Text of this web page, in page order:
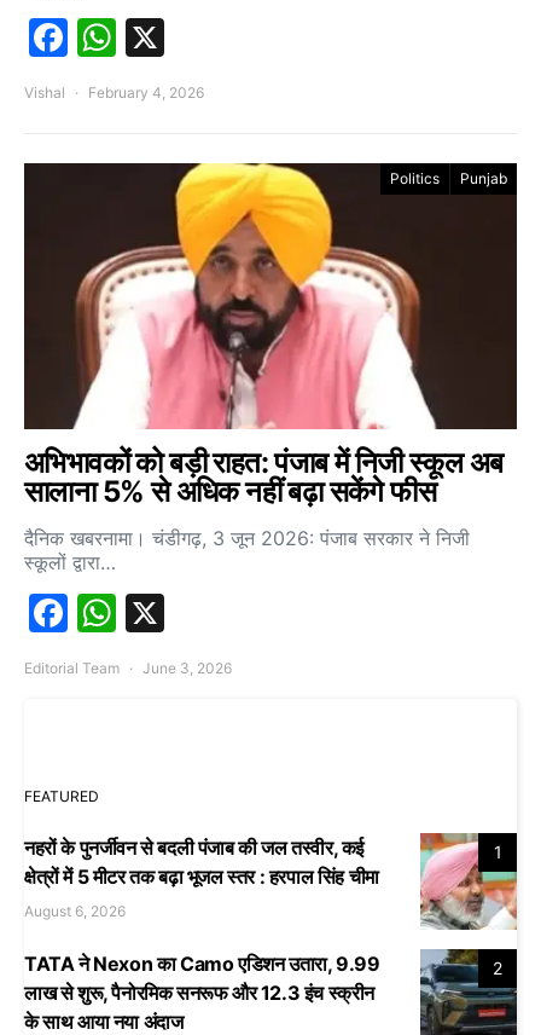
Facebook
WhatsApp
Vishal February 4, 2026
Politics Punjab
अभिभावकों को बड़ी राहत: पंजाब में निजी स्कूल अब
सालाना 5% से अधिक नहीं बढ़ा सकेंगे फीस
दैनिक खबरनामा। चंडीगढ़, 3 जून 2026: पंजाब सरकार ने निजी
स्कूलों द्वारा…
Facebook
WhatsApp
Editorial Team June 3, 2026
FEATURED
1
नहरों के पुनर्जीवन से बदली पंजाब की जल तस्वीर, कई
क्षेत्रों में 5 मीटर तक बढ़ा भूजल स्तर : हरपाल सिंह चीमा
August 6, 2026
2
TATA ने Nexon का Camo एडिशन उतारा, 9.99
लाख से शुरू, पैनोरमिक सनरूफ और 12.3 इंच स्क्रीन
के साथ आया नया अंदाज